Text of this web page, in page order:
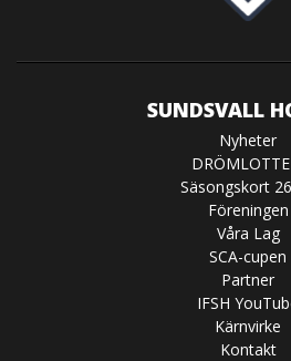
SUNDSVALL
Nyheter
Säsongskort
Föreningen
Våra Lag
SCA-cupen
Partner
IFSH
Kärnvirke
Kontakt